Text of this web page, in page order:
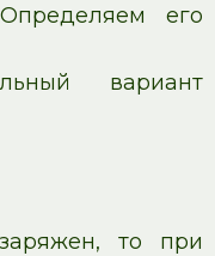
его
вариант
то при